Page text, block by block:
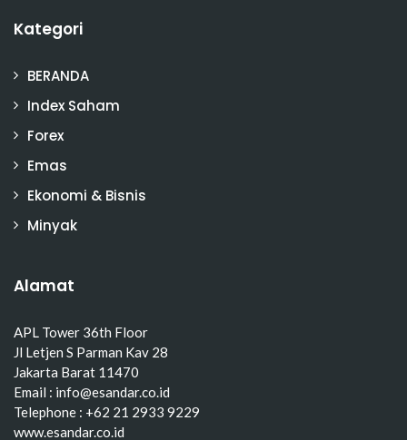
Kategori
BERANDA
Index Saham
Forex
Emas
Ekonomi & Bisnis
Minyak
Alamat
APL Tower 36th Floor
Jl Letjen S Parman Kav 28
Jakarta Barat 11470
Email : info@esandar.co.id
Telephone : +62 21 2933 9229
www.esandar.co.id